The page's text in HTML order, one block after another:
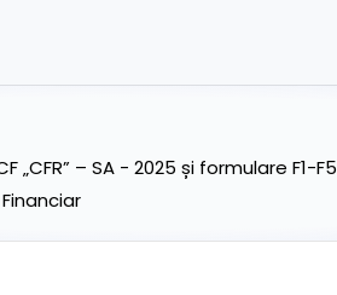
– SA - 2025 și formulare F1-F5